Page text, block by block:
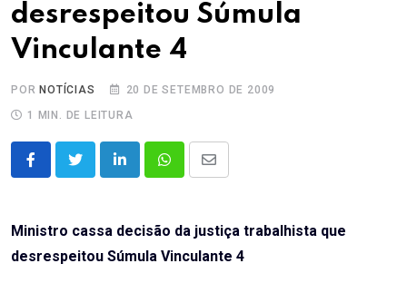
desrespeitou Súmula
Vinculante 4
POR NOTÍCIAS
20 DE SETEMBRO DE 2009
1 MIN. DE LEITURA
LinkedInWhatsappShare
Email
Ministro cassa decisão da justiça trabalhista que
desrespeitou Súmula Vinculante 4